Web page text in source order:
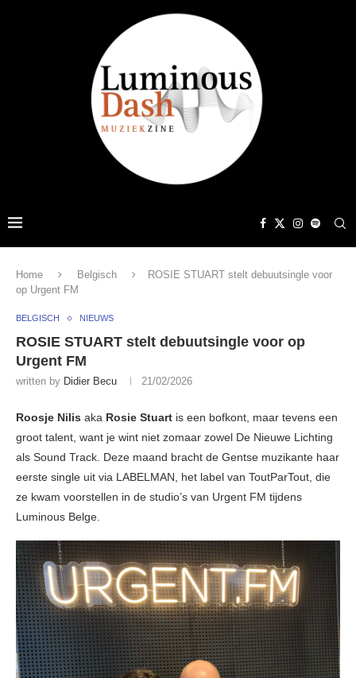
Home Belgisch
ROSIE STUART stelt debuutsingle voor
op Urgent FM
BELGISCH NIEUWS
ROSIE STUART stelt debuutsingle voor op
Urgent FM
written by Didier Becu 21/02/2026
Roosje Nilis aka Rosie Stuart is een bofkont, maar tevens een
groot talent, want je wint niet zomaar zowel De Nieuwe Lichting
als Sound Track. Deze maand bracht de Gentse muzikante haar
eerste single uit via LABELMAN, het label van ToutParTout, die
ze kwam voorstellen in de studio’s van Urgent FM tijdens
Luminous Belge.